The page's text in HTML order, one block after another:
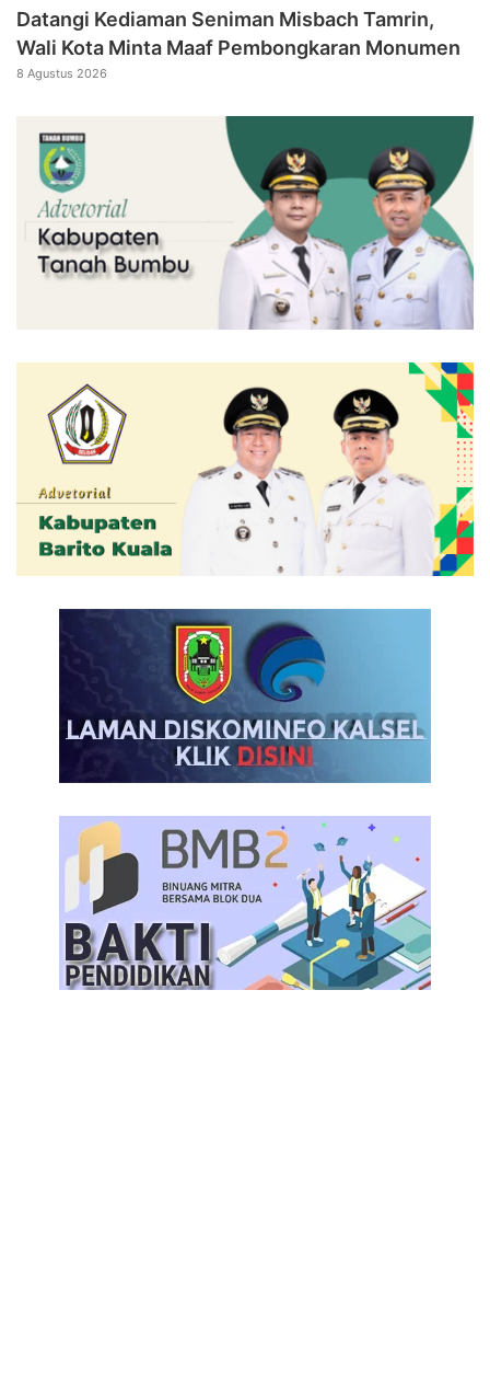
Datangi Kediaman Seniman Misbach Tamrin,
Wali Kota Minta Maaf Pembongkaran Monumen
8 Agustus 2026